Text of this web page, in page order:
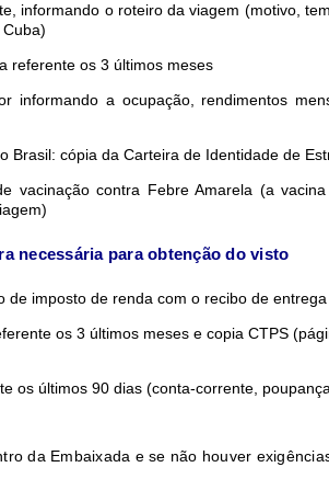
informando o roteiro da viagem (motivo,
referente os 3 últimos meses
informando a ocupação, rendimentos
Brasil: cópia da Carteira de Identidade de
vacinação contra Febre Amarela (a
necessária para obtenção do visto
de imposto de renda com o recibo de entrega
os 3 últimos meses e copia CTPS
os últimos 90 dias (conta-corrente,
da Embaixada e se não houver